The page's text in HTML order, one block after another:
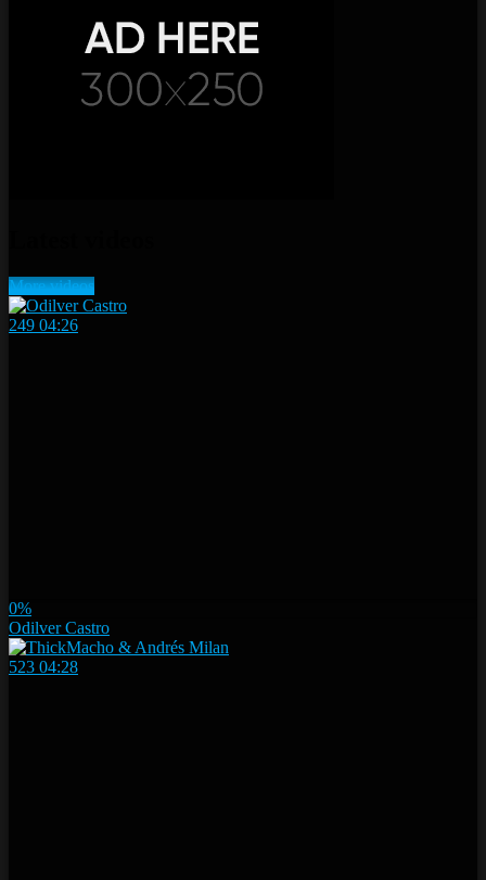
More videos
249 04:26
0%
Odilver Castro
523 04:28